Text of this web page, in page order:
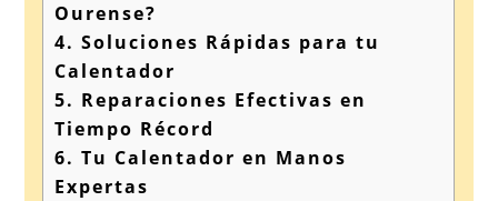
Ourense?
4. Soluciones Rápidas para tu
Calentador
5. Reparaciones Efectivas en
Tiempo Récord
6. Tu Calentador en Manos
Expertas